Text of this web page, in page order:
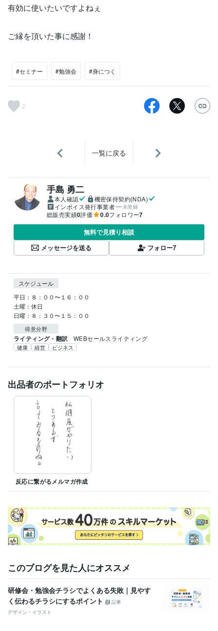
有効に使いたいですよねぇ
ご縁を頂いた事に感謝！
#セミナー #勉強会 #身につく
2
一覧に戻る
手島 勇二
本人確認
機密保持契約(NDA)
インボイス発行事業者
未登録
総販売実績0評価 0.0フォロワー7
無料で見積り相談
メッセージを送る
フォロー7
スケジュール
平日：８：００〜１６：００
土曜：休日
日曜：８：３０〜１５：００
得意分野
ライティング・翻訳 WEBセールスライティング
健康 経営 ビジネス
出品者のポートフォリオ
反応に繋がるメルマガ作成
このブログを見た人にオススメ
研修会・勉強会チラシでよくある失敗｜見やす
く伝わるチラシにするポイント
記事
デザイン・イラスト